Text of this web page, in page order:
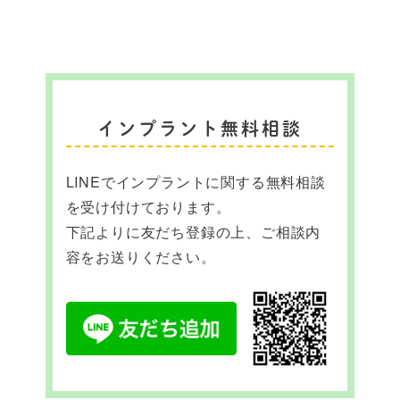
インプラント無料相談
LINEでインプラントに関する無料相談
を受け付けております。
下記よりに友だち登録の上、ご相談内
容をお送りください。